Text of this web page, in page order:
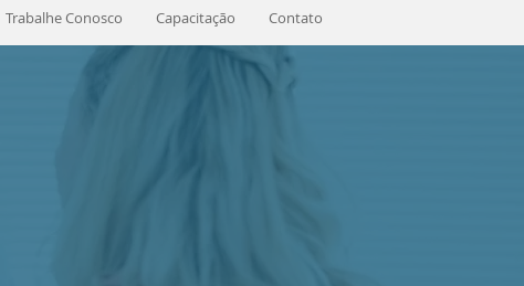
Trabalhe Conosco Capacitação Contato